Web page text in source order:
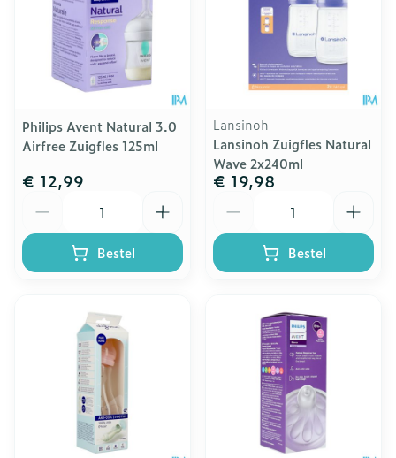
Philips Avent Natural 3.0
Airfree Zuigfles 125ml
€ 12,99
Bestel
Lansinoh
Lansinoh Zuigfles Natural
Wave 2x240ml
€ 19,98
Bestel